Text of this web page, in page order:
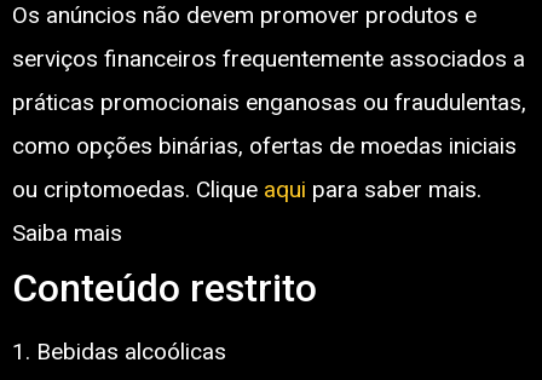
Os anúncios não devem promover produtos e
serviços financeiros frequentemente associados a
práticas promocionais enganosas ou fraudulentas,
como opções binárias, ofertas de moedas iniciais
ou criptomoedas. Clique aqui para saber mais.
Saiba mais
Conteúdo restrito
1. Bebidas alcoólicas